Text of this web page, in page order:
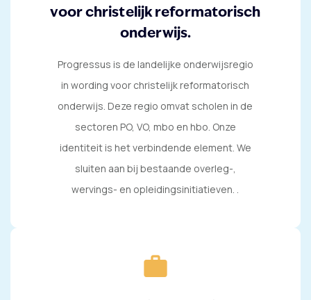
voor christelijk reformatorisch
onderwijs.
Progressus is de landelijke onderwijsregio
in wording voor christelijk reformatorisch
onderwijs. Deze regio omvat scholen in de
sectoren PO, VO, mbo en hbo. Onze
identiteit is het verbindende element. We
sluiten aan bij bestaande overleg-,
wervings- en opleidingsinitiatieven. .
work